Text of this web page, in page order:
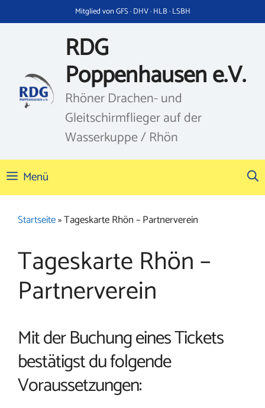
Inhalt
Mitglied von GFS · DHV · HLB · LSBH
RDG
Poppenhausen e.V.
Rhöner Drachen- und
Gleitschirmflieger auf der
Wasserkuppe / Rhön
Menü
Startseite»Tageskarte Rhön – Partnerverein
Tageskarte Rhön –
Partnerverein
Mit der Buchung eines Tickets
bestätigst du folgende
Voraussetzungen: